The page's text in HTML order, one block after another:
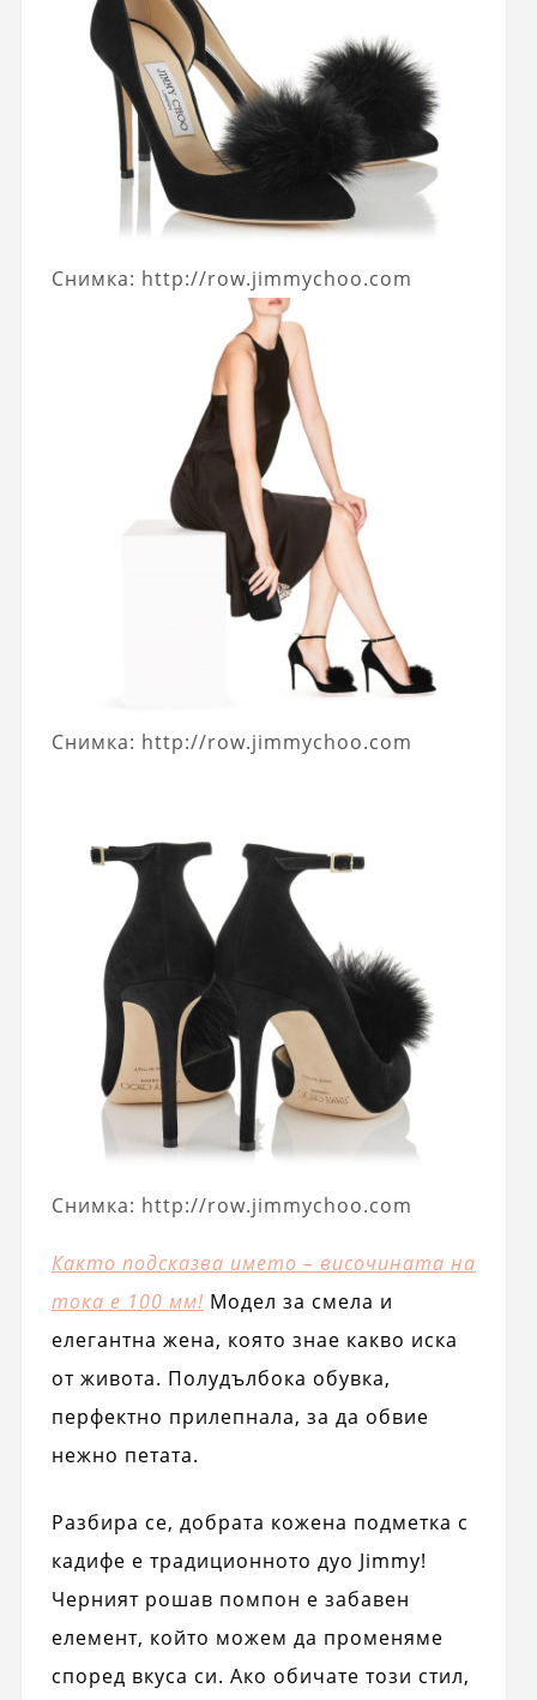
Снимка: http://row.jimmychoo.com
Снимка: http://row.jimmychoo.com
Снимка: http://row.jimmychoo.com
Както подсказва името – височината на
тока е 100 мм!Модел за смела и
елегантна жена, която знае какво иска
от живота. Полудълбока обувка,
перфектно прилепнала, за да обвие
нежно петата.
Разбира се, добрата кожена подметка с
кадифе е традиционното дуо Jimmy!
Черният рошав помпон е забавен
елемент, който можем да променяме
според вкуса си. Ако обичате този стил,